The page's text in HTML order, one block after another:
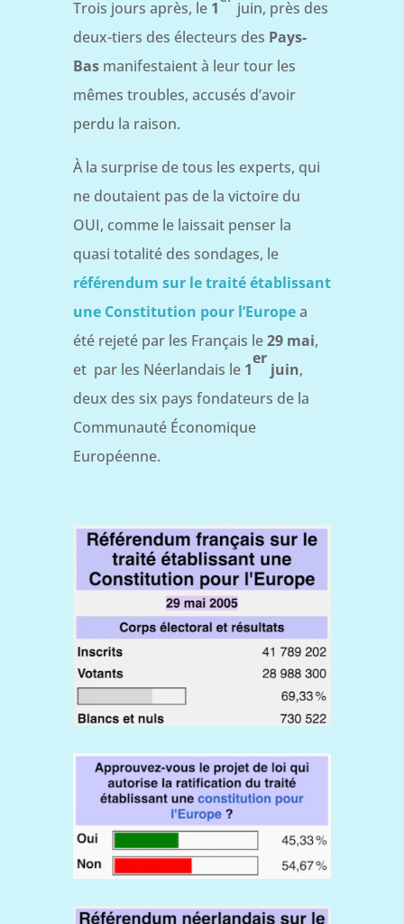
Trois jours après, le 1
juin, près des
deux-tiers des électeurs des Pays-
Basmanifestaient à leur tour les
mêmes troubles, accusés d’avoir
perdu la raison.
À la surprise de tous les experts, qui
ne doutaient pas de la victoire du
OUI, comme le laissait penser la
quasi totalité des sondages, le
référendum sur le traité établissant
une Constitution pour l’Europea
été rejeté par les Français le29 mai,
et par les Néerlandais le 1
er
juin,
deux des six pays fondateurs de la
Communauté Économique
Européenne.